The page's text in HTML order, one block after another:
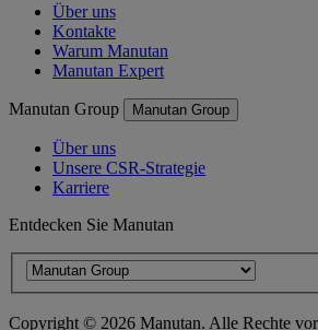
Über uns
Kontakte
Warum Manutan
Manutan Expert
Manutan Group Manutan Group
Über uns
Unsere CSR-Strategie
Karriere
Entdecken Sie Manutan
Copyright © 2026 Manutan. Alle Rechte